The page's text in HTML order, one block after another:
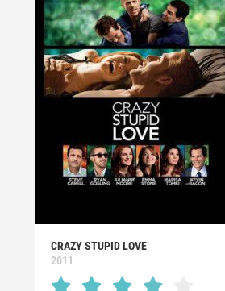
CRAZY STUPID LOVE
2011